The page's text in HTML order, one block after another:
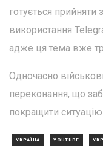
готується
використання
адже ця тема вже
Одночасно
переконання, що
покращити
УКРАЇНА YOUTUBE